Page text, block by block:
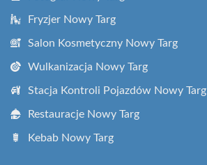
Fryzjer Nowy Targ
Salon Kosmetyczny Nowy Targ
Wulkanizacja Nowy Targ
Stacja Kontroli Pojazdów Nowy Targ
Restauracje Nowy Targ
Kebab Nowy Targ